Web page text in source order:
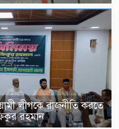
লীগকে রাজনীতি করতে
রহমান